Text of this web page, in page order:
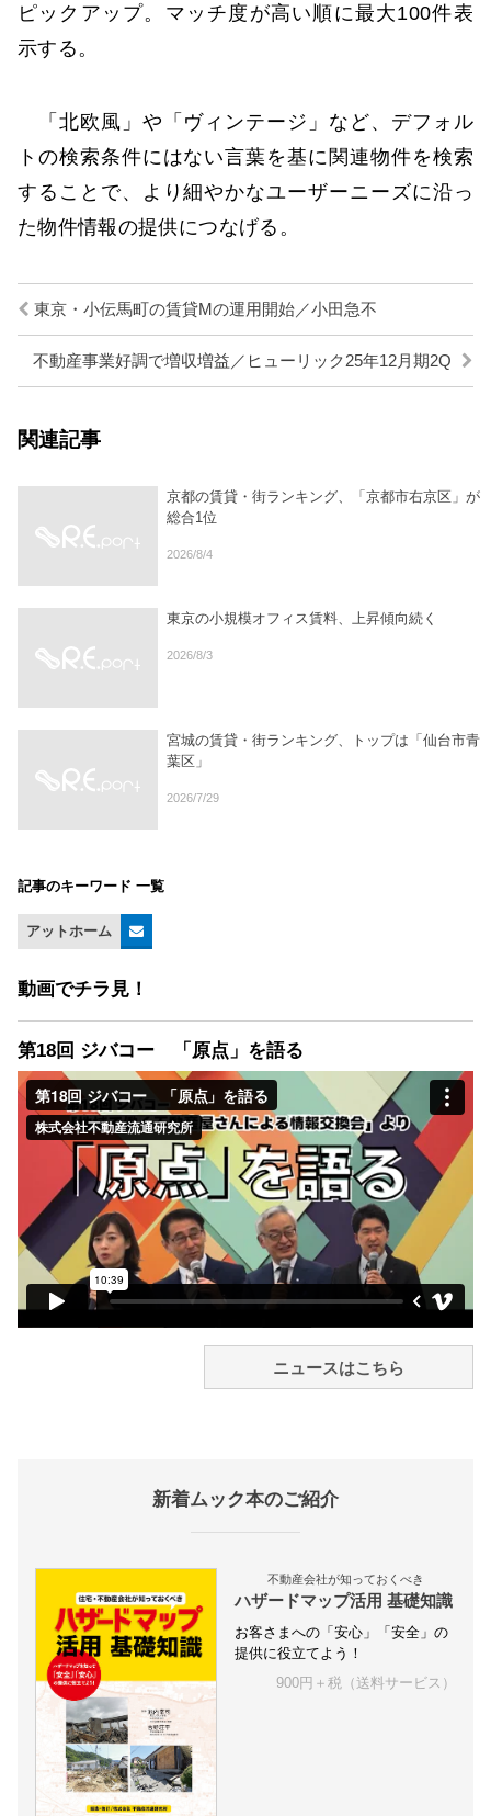
ピックアップ。マッチ度が高い順に最大100件表
示する。
「北欧風」や「ヴィンテージ」など、デフォル
トの検索条件にはない言葉を基に関連物件を検索
することで、より細やかなユーザーニーズに沿っ
た物件情報の提供につなげる。
東京・小伝馬町の賃貸Mの運用開始／小田急不
不動産事業好調で増収増益／ヒューリック25年12月期2Q
関連記事
京都の賃貸・街ランキング、「京都市右京区」が
総合1位
2026/8/4
東京の小規模オフィス賃料、上昇傾向続く
2026/8/3
宮城の賃貸・街ランキング、トップは「仙台市青
葉区」
2026/7/29
記事のキーワード 一覧
アットホーム
動画でチラ見！
第18回 ジバコー 「原点」を語る
ニュースはこちら
新着ムック本のご紹介
不動産会社が知っておくべき
ハザードマップ活用 基礎知識
お客さまへの「安心」「安全」の
提供に役立てよう！
900円＋税（送料サービス）